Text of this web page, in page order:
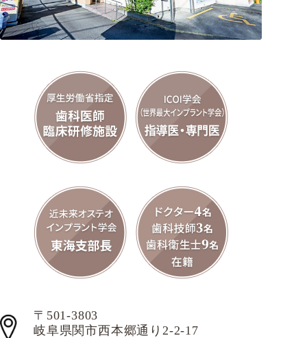
〒501-3803
岐阜県関市西本郷通り2-2-17